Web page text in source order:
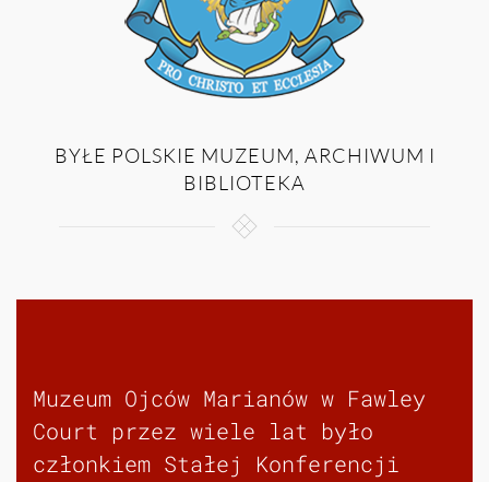
BYŁE POLSKIE MUZEUM, ARCHIWUM I
BIBLIOTEKA
Muzeum Ojców Marianów w Fawley
Court przez wiele lat było
członkiem Stałej Konferencji